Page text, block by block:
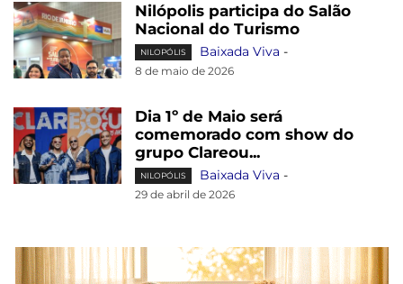
Nilópolis participa do Salão
Nacional do Turismo
NILOPÓLIS Baixada Viva -
8 de maio de 2026
Dia 1º de Maio será
comemorado com show do
grupo Clareou...
NILOPÓLIS Baixada Viva -
29 de abril de 2026